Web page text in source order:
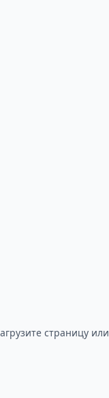
страницу или